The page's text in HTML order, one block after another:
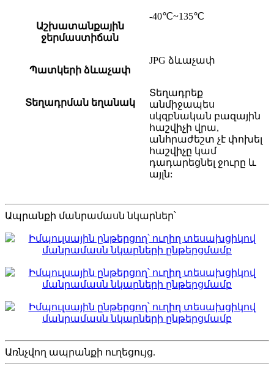
Աշխատանքային
ջերմաստիճան
-40℃~135℃
Պատկերի ձևաչափ
JPG ձևաչափ
Տեղադրման եղանակ
Տեղադրեք
անմիջապես
սկզբնական բազային
հաշվիչի վրա,
անհրաժեշտ չէ փոխել
հաշվիչը կամ
դադարեցնել ջուրը և
այլն:
Ապրանքի մանրամասն նկարներ՝
Առնչվող ապրանքի ուղեցույց.